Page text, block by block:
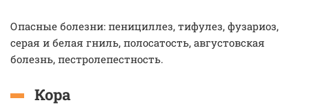
Опасные болезни: пенициллез, тифулез, фузариоз,
серая и белая гниль, полосатость, августовская
болезнь, пестролепестность.
Кора